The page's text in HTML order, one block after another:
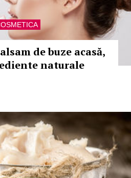
de buze acasă,
naturale